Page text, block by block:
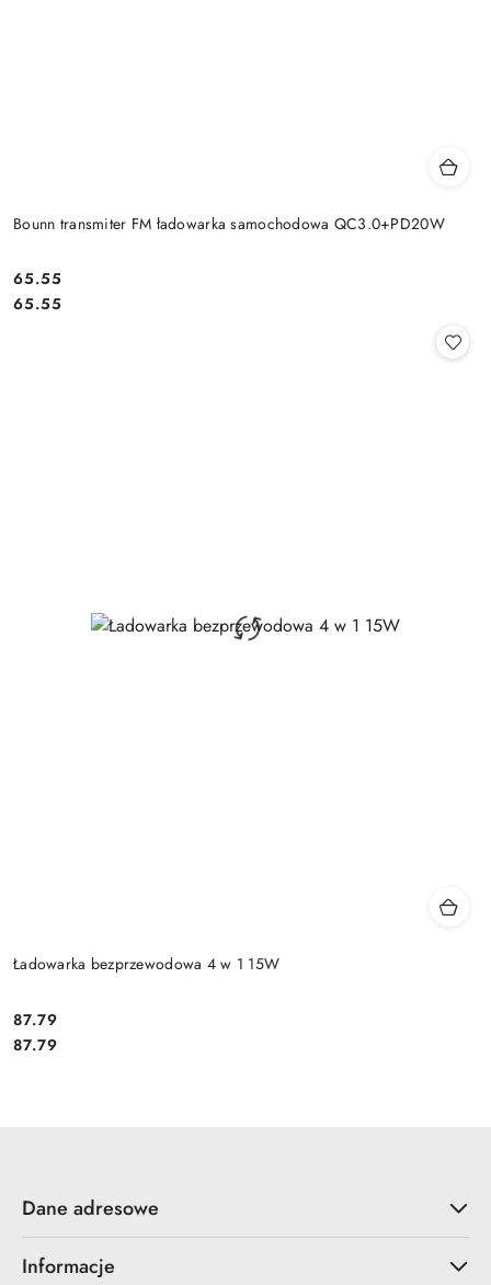
Bounn transmiter FM ładowarka samochodowa QC3.0+PD20W
Cena:
65.55
Cena:
65.55
Ładowarka bezprzewodowa 4 w 1 15W
Cena:
87.79
Cena:
87.79
Dane adresowe
Informacje